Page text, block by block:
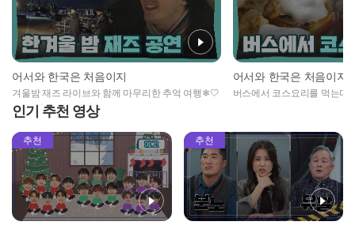
어서와 한국은 처음이지
겨울밤 재즈 라이브와 함께 마무리한 추억 여행❄🤍
어서와 한국은 처음이지
버스에서 코스요리를 먹는다
인기 추천 영상
추천 추천